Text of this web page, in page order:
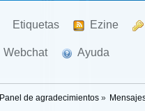
Etiquetas Ezine
Webchat Ayuda
Panel de agradecimientos»